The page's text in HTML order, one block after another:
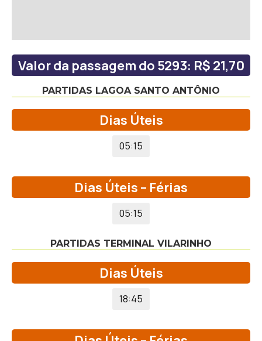
Valor da passagem do 5293: R$ 21,70
PARTIDAS LAGOA SANTO ANTÔNIO
Dias Úteis
05:15
Dias Úteis – Férias
05:15
PARTIDAS TERMINAL VILARINHO
Dias Úteis
18:45